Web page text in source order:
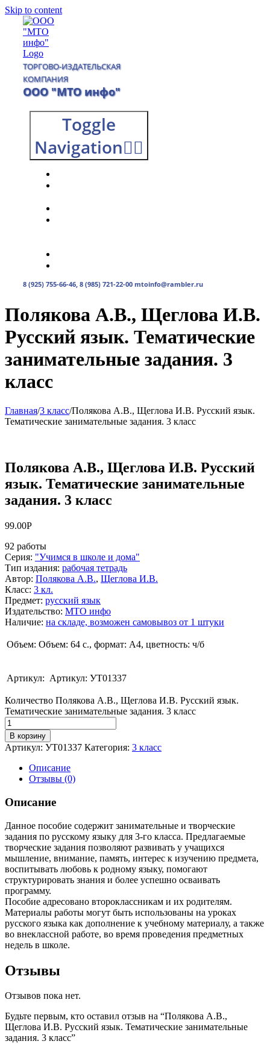
Skip to content
ТОРГОВО-ИЗДАТЕЛЬСКАЯ
КОМПАНИЯ
ООО "МТО инфо"
Toggle
Navigation
8 (925) 755-66-46, 8 (985) 721-22-00 mtoinfo@rambler.ru
Полякова А.В., Щеглова И.В.
Русский язык. Тематические
занимательные задания. 3
класс
Главная/3 класс/Полякова А.В., Щеглова И.В. Русский язык.
Тематические занимательные задания. 3 класс
Полякова А.В., Щеглова И.В. Русский
язык. Тематические занимательные
задания. 3 класс
99.00Р
92 работы
Серия: "Учимся в школе и дома"
Тип издания: рабочая тетрадь
Автор: Полякова А.В., Щеглова И.В.
Класс: 3 кл.
Предмет: русский язык
Издательство: МТО инфо
Наличие: на складе, возможен самовывоз от 1 штуки
Объем: Объем: 64 с., формат: А4, цветность: ч/б
Артикул: Артикул: УТ01337
Количество Полякова А.В., Щеглова И.В. Русский язык.
Тематические занимательные задания. 3 класс
В корзину
Артикул: УТ01337 Категория: 3 класс
Описание
Отзывы (0)
Описание
Данное пособие содержит занимательные и творческие
задания по русскому языку для 3-го класса. Предлагаемые
творческие задания позволяют развивать у учащихся
мышление, внимание, память, интерес к изучению предмета,
воспитывать любовь к родному языку, помогают
структурировать знания и более успешно осваивать
программу.
Пособие адресовано второклассникам и их родителям.
Материалы работы могут быть использованы на уроках
русского языка как дополнение к учебному материалу, а также
во внеклассной работе, во время проведения предметных
недель в школе.
Отзывы
Отзывов пока нет.
Будьте первым, кто оставил отзыв на “Полякова А.В.,
Щеглова И.В. Русский язык. Тематические занимательные
задания. 3 класс”